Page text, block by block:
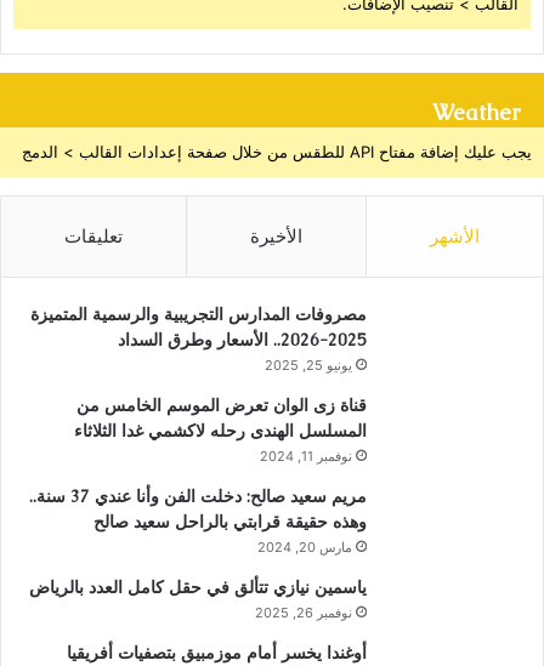
القالب > تنصيب الإضافات.
Weather
يجب عليك إضافة مفتاح API للطقس من خلال صفحة إعدادات القالب > الدمج
الأشهر الأخيرة تعليقات
مصروفات المدارس التجريبية والرسمية المتميزة
2025-2026.. الأسعار وطرق السداد
يونيو 25, 2025
قناة زى الوان تعرض الموسم الخامس من
المسلسل الهندى رحله لاكشمي غدا الثلاثاء
نوفمبر 11, 2024
مريم سعيد صالح: دخلت الفن وأنا عندي 37 سنة..
وهذه حقيقة قرابتي بالراحل سعيد صالح
مارس 20, 2024
ياسمين نيازي تتألق في حقل كامل العدد بالرياض
نوفمبر 26, 2025
أوغندا يخسر أمام موزمبيق بتصفيات أفريقيا